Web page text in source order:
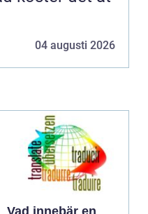
04 augusti 2026